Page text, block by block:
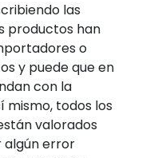
las
productos han
o
y puede que en
con la
mismo, todos los
valorados
algún error